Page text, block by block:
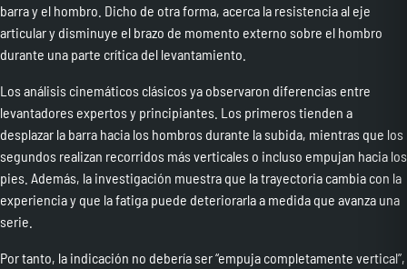
barra y el hombro. Dicho de otra forma, acerca la resistencia al eje
articular y disminuye el brazo de momento externo sobre el hombro
durante una parte crítica del levantamiento.
Los análisis cinemáticos clásicos ya observaron diferencias entre
levantadores expertos y principiantes. Los primeros tienden a
desplazar la barra hacia los hombros durante la subida, mientras que los
segundos realizan recorridos más verticales o incluso empujan hacia los
pies. Además, la investigación muestra que la trayectoria cambia con la
experiencia y que la fatiga puede deteriorarla a medida que avanza una
serie.
Por tanto, la indicación no debería ser “empuja completamente vertical”,